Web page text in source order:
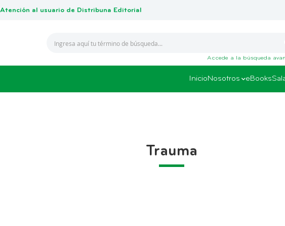
Atención al usuario de Distribuna Editorial
Accede a la búsqueda
InicioNosotros eBooks
Trauma